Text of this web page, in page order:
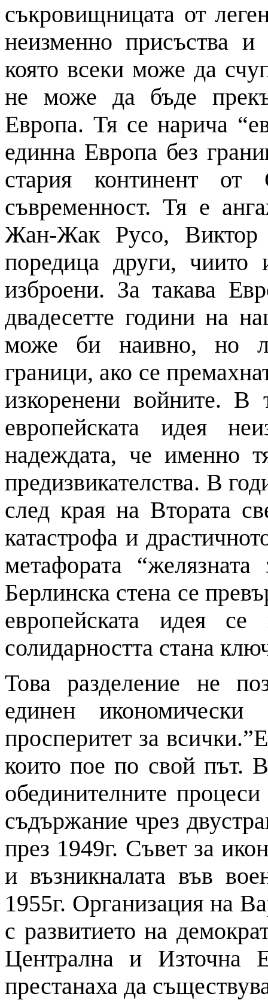
съкровищницата от
неизменно присъства и
която всеки може да
не може да бъде
Европа. Тя се нарича
единна Европа без
стария континент от
съвременност. Тя е
Жан-Жак Русо,
поредица други, чиито
изброени. За такава
двадесетте години на
може би наивно, но
граници, ако се
изкоренени войните. В
европейската идея
надеждата, че именно
предизвикателства. В
след края на Втората
катастрофа и
метафората
Берлинска стена се
европейската идея
солидарността стана
Това разделение не
единен
просперитет за
които пое по свой път.
обединителните
съдържание чрез
през 1949г. Съвет за
и възникналата във
1955г. Организация на
с развитието на
Централна и Източна
престанаха да